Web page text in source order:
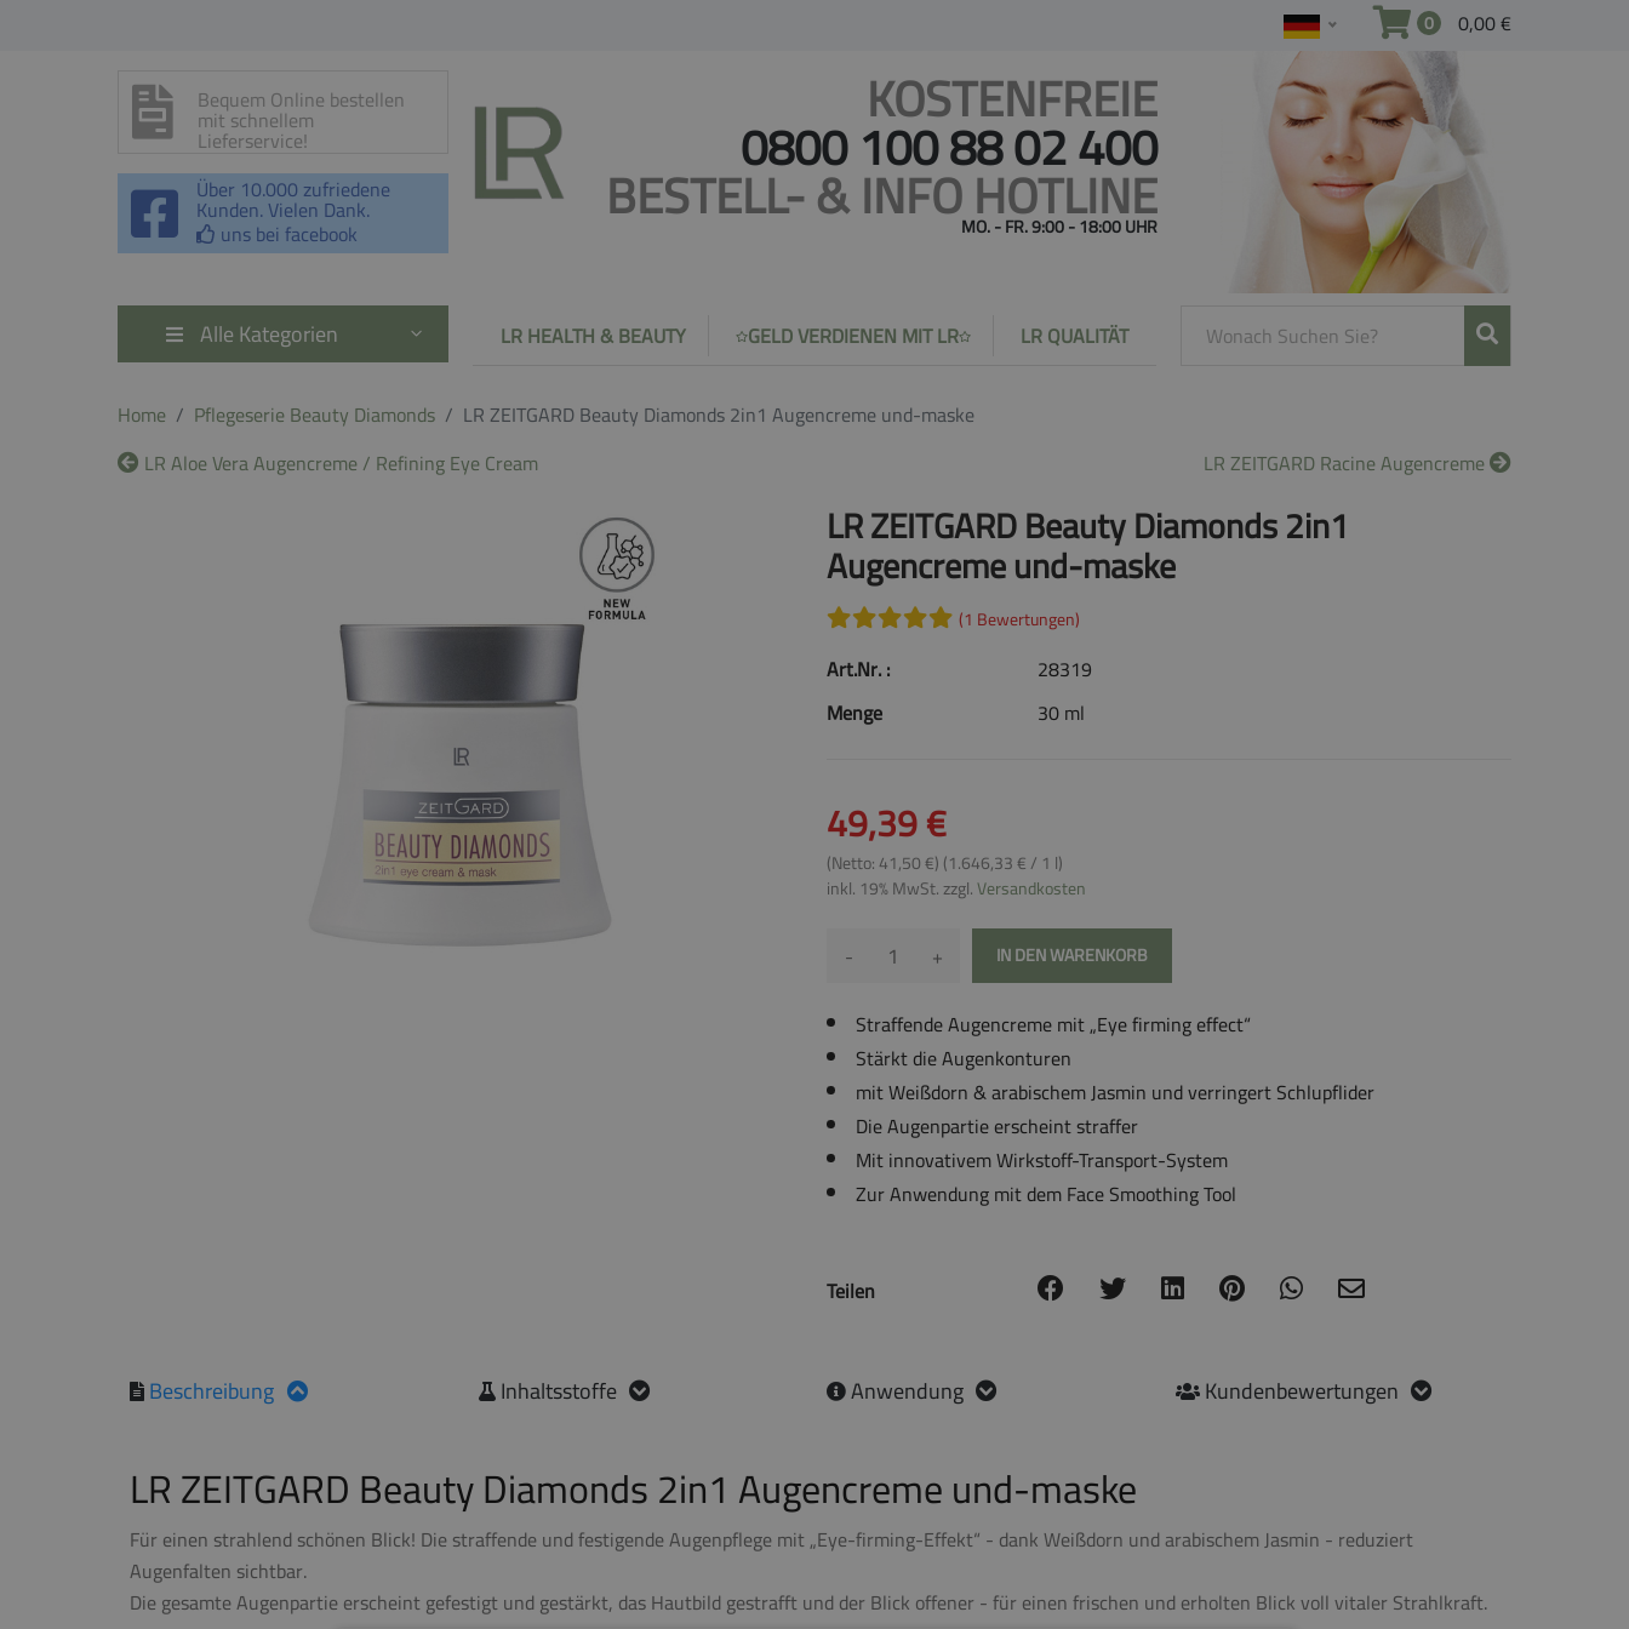
0 0,00 €
Bequem Online bestellen
mit schnellem
Lieferservice!
Über 10.000 zufriedene
Kunden. Vielen Dank.
uns bei facebook
KOSTENFREIE
0800 100 88 02 400
BESTELL- & INFO HOTLINE
MO. - FR. 9:00 - 18:00 UHR
Alle Kategorien LR HEALTH & BEAUTY GELD VERDIENEN MIT LR LR QUALITÄT
Home Pflegeserie Beauty Diamonds
LR ZEITGARD Beauty Diamonds 2in1 Augencreme und-maske
LR Aloe Vera Augencreme / Refining Eye Cream
LR ZEITGARD Racine Augencreme
LR ZEITGARD Beauty Diamonds 2in1
Augencreme und-maske
(1 Bewertungen)
Art.Nr. :
28319
Menge
30 ml
49,39 €
(Netto: 41,50 €) (1.646,33 € / 1 l)
inkl. 19% MwSt. zzgl.Versandkosten
- + IN DEN WARENKORB
Straffende Augencreme mit „Eye firming effect“
Stärkt die Augenkonturen
mit Weißdorn & arabischem Jasmin und verringert Schlupflider
Die Augenpartie erscheint straffer
Mit innovativem Wirkstoff-Transport-System
Zur Anwendung mit dem Face Smoothing Tool
Teilen
Beschreibung
LR ZEITGARD Beauty Diamonds 2in1 Augencreme und-maske
Für einen strahlend schönen Blick! Die straffende und festigende Augenpflege mit „Eye-firming-Effekt“ - dank Weißdorn und arabischem Jasmin - reduziert
Augenfalten sichtbar.
Die gesamte Augenpartie erscheint gefestigt und gestärkt, das Hautbild gestrafft und der Blick offener - für einen frischen und erholten Blick voll vitaler Strahlkraft.
Inhaltsstoffe Anwendung Kundenbewertungen